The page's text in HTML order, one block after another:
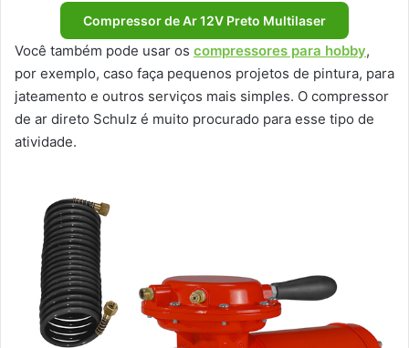
Compressor de Ar 12V Preto Multilaser
Você também pode usar os compressores para hobby,
por exemplo, caso faça pequenos projetos de pintura, para
jateamento e outros serviços mais simples. O compressor
de ar direto Schulz é muito procurado para esse tipo de
atividade.